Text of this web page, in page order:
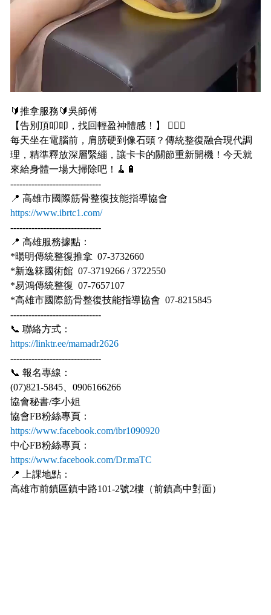
🔰推拿服務🔰吳師傅
【告別頂叩叩，找回輕盈神體感！】 💆‍♂️✨
每天坐在電腦前，肩膀硬到像石頭？傳統整復融合現代調
理，精準釋放深層緊繃，讓卡卡的關節重新開機！今天就
來給身體一場大掃除吧！🧹🔋
------------------------------
📍 高雄市國際筋骨整復技能指導協會
https://www.ibrtc1.com/
------------------------------
📍 高雄服務據點：
*暘明傳統整復推拿 07-3732660
*新逸箖國術館 07-3719266 / 3722550
*易鴻傳統整復 07-7657107
*高雄市國際筋骨整復技能指導協會 07-8215845
------------------------------
📞 聯絡方式：
https://linktr.ee/mamadr2626
------------------------------
📞 報名專線：
(07)821-5845、0906166266
協會秘書/李小姐
協會FB粉絲專頁：
https://www.facebook.com/ibr1090920
中心FB粉絲專頁：
https://www.facebook.com/Dr.maTC
📍 上課地點：
高雄市前鎮區鎮中路101-2號2樓（前鎮高中對面）